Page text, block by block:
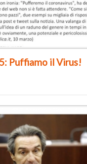
Puffiamo il Virus!